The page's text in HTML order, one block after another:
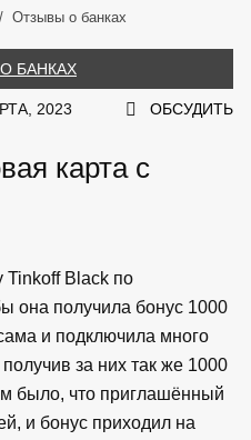
Отзывы о банках
БАНКАХ
2023 ОБСУДИТЬ
карта с
Black по
она получила бонус 1000
и подключила много
за них так же 1000
было, что приглашённый
и бонус приходил на